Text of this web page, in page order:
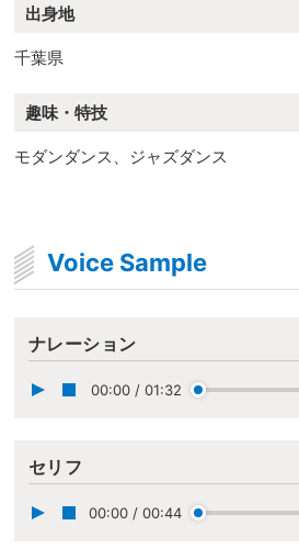
出身地
千葉県
趣味・特技
モダンダンス、ジャズダンス
Voice Sample
ナレーション
00:00 / 01:32
セリフ
00:00 / 00:44